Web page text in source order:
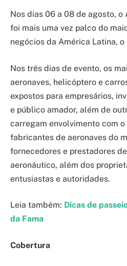
Nos dias 06 a 08 de agosto, o
foi mais uma vez palco do
negócios da América Latina, o
Nos três dias de evento, os
aeronaves, helicóptero e
expostos para empresários,
e público amador, além de
carregam envolvimento com
fabricantes de aeronaves do
fornecedores e prestadores
aeronáutico, além dos
entusiastas e autoridades.
Leia também: Dicas de
da Fama
Cobertura